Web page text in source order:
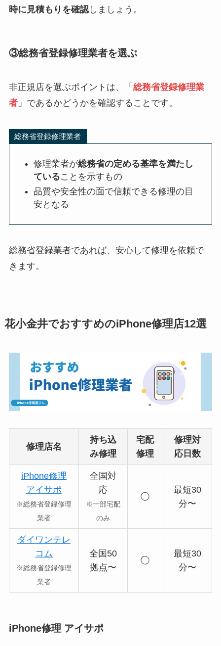
時に見積もりを確認しましょう。
③総務省登録修理業者を選ぶ
非正規店を選ぶポイントは、「 総務省登録修理業
者」であるかどうかを確認することです。
総務省登録修理業者
修理業者が総務省の定める基準を満たし
ていることを示すもの
品質や安全性の面で信頼できる修理の目
安となる
総務省登録業者であれば、安心して修理を依頼で
きます。
花小金井でおすすめのiPhone修理店12選
修理店名
持ち込
み修理
宅配
修理
修理対
応日数
iPhone修理
アイサポ
※総務省登録修理
業者
全国対
応
※一部宅配
のみ
◯
最短30
分〜
ダイワンテレ
コム
※総務省登録修理
業者
全国50
拠点〜
◯
最短30
分〜
iPhone修理 アイサポ